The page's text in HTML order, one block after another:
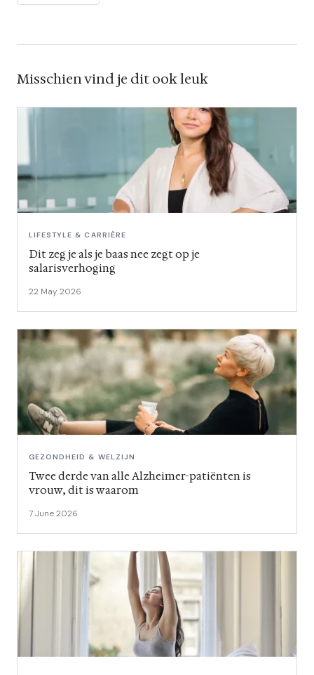
Misschien vind je dit ook leuk
LIFESTYLE & CARRIÈRE
Dit zeg je als je baas nee zegt op je
salarisverhoging
22 May 2026
GEZONDHEID & WELZIJN
Twee derde van alle Alzheimer-patiënten is
vrouw, dit is waarom
7 June 2026